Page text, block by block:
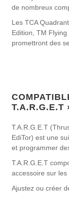
de nombreux
Les TCA
Edition, TM
promettront des
T.A.R.G.E.T
T.A.R.G.E.T
EdiTor) est une
et programmer
T.A.R.G.E.T
accessoire sur
Ajustez ou créer